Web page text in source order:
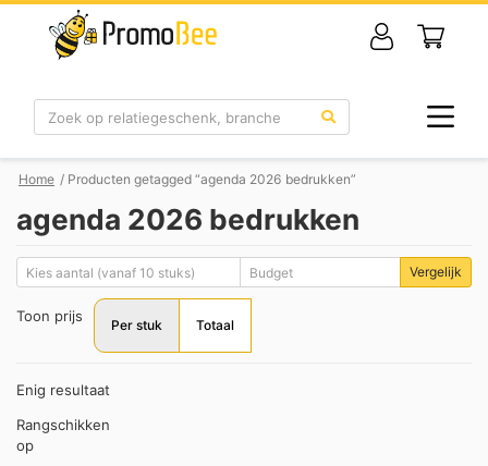
Zoek
Home / Producten getagged “agenda 2026 bedrukken”
agenda 2026 bedrukken
Vergelijk
Toon prijs
Per stuk Totaal
Enig resultaat
Rangschikken
op